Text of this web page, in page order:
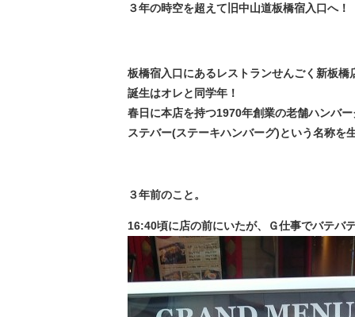
３年の時空を超えて旧中山道板橋宿入口へ！
板橋宿入口にあるレストランせんごく新板橋
誕生はオレと同学年！
春日に本店を持つ1970年創業の老舗ハンバ
ステバー(ステーキハンバーグ)という名称を
３年前のこと。
16:40頃に店の前にいたが、Ｇ仕事でバテバ